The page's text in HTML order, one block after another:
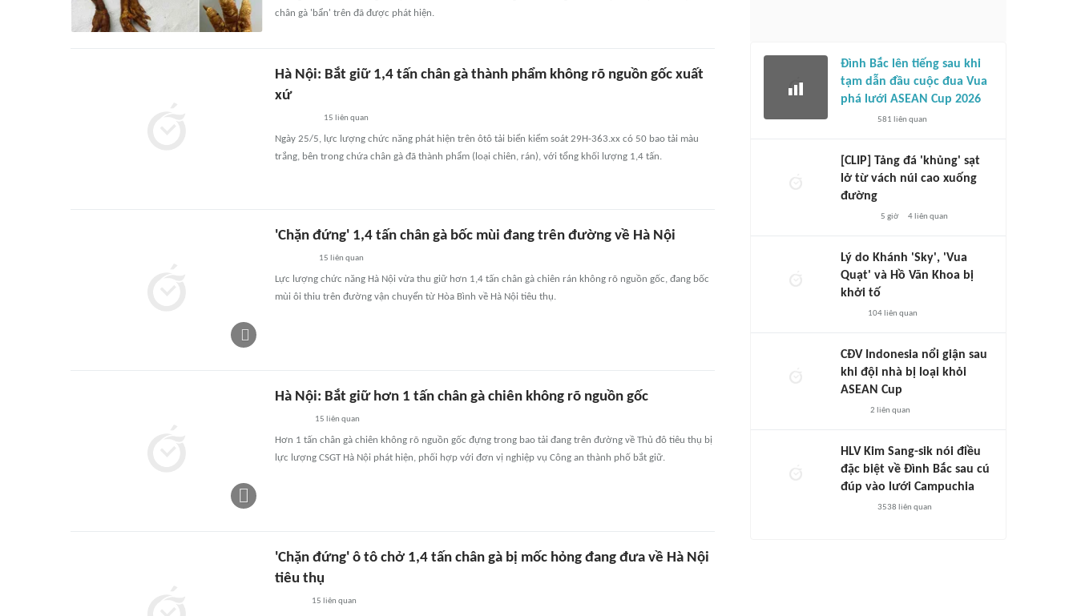
chân gà 'bẩn' trên đã được phát hiện.
Hà Nội: Bắt giữ 1,4 tấn chân gà thành phẩm không rõ nguồn gốc xuất
xứ
15 liên quan
Ngày 25/5, lực lượng chức năng phát hiện trên ôtô tải biển kiểm soát 29H-363.xx có 50 bao tải màu
trắng, bên trong chứa chân gà đã thành phẩm (loại chiên, rán), với tổng khối lượng 1,4 tấn.
'Chặn đứng' 1,4 tấn chân gà bốc mùi đang trên đường về Hà Nội
15 liên quan
Lực lượng chức năng Hà Nội vừa thu giữ hơn 1,4 tấn chân gà chiên rán không rõ nguồn gốc, đang bốc
mùi ôi thiu trên đường vận chuyển từ Hòa Bình về Hà Nội tiêu thụ.
Hà Nội: Bắt giữ hơn 1 tấn chân gà chiên không rõ nguồn gốc
15 liên quan
Hơn 1 tấn chân gà chiên không rõ nguồn gốc đựng trong bao tải đang trên đường về Thủ đô tiêu thụ bị
lực lượng CSGT Hà Nội phát hiện, phối hợp với đơn vị nghiệp vụ Công an thành phố bắt giữ.
'Chặn đứng' ô tô chở 1,4 tấn chân gà bị mốc hỏng đang đưa về Hà Nội
tiêu thụ
15 liên quan
Đình Bắc lên tiếng sau khi
tạm dẫn đầu cuộc đua Vua
phá lưới ASEAN Cup 2026
581 liên quan
[CLIP] Tảng đá 'khủng' sạt
lở từ vách núi cao xuống
đường
5 giờ 4liên quan
Lý do Khánh 'Sky', 'Vua
Quạt' và Hồ Văn Khoa bị
khởi tố
104liên quan
CĐV Indonesia nổi giận sau
khi đội nhà bị loại khỏi
ASEAN Cup
2 liên quan
HLV Kim Sang-sik nói điều
đặc biệt về Đình Bắc sau cú
đúp vào lưới Campuchia
3538 liên quan